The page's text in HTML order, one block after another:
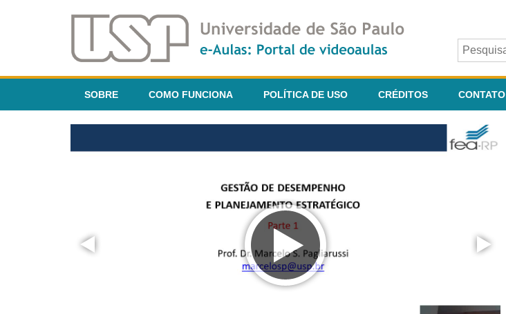
SOBRE COMO FUNCIONA POLÍTICA DE USO CRÉDITOS CONTATO